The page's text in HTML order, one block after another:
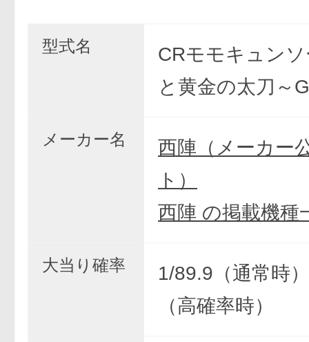
型式名
CRモモキュン
と黄金の太刀～
メーカー名
西陣（メーカー
ト）
西陣 の掲載機種
大当り確率
1/89.9（通常時
（高確率時）